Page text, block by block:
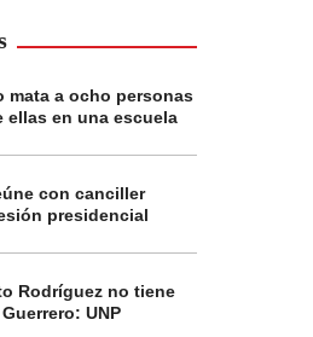
mata a ocho personas
ellas en una escuela
con canciller
presidencial
Rodríguez no tiene
UNP